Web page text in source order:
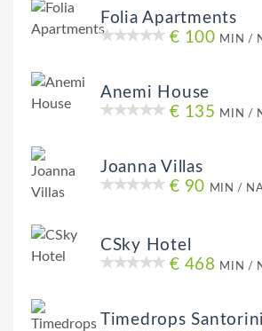
Folia Apartments
€ 100 MIN /
Anemi House
€ 135 MIN /
Joanna Villas
€ 90 MIN /
CSky Hotel
€ 468 MIN /
Timedrops Santorini